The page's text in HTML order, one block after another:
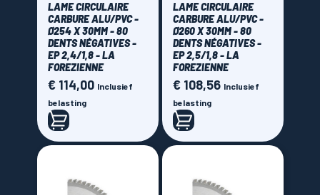
LAME CIRCULAIRE
CARBURE ALU/PVC -
Ø254 X 30MM - 80
DENTS NÉGATIVES -
EP 2,4/1,8 - LA
FOREZIENNE
Prijs
€ 114,00 Inclusief
belasting
LAME CIRCULAIRE
CARBURE ALU/PVC -
Ø260 X 30MM - 80
DENTS NÉGATIVES -
EP 2,5/1,8 - LA
FOREZIENNE
Prijs
€ 108,56 Inclusief
belasting